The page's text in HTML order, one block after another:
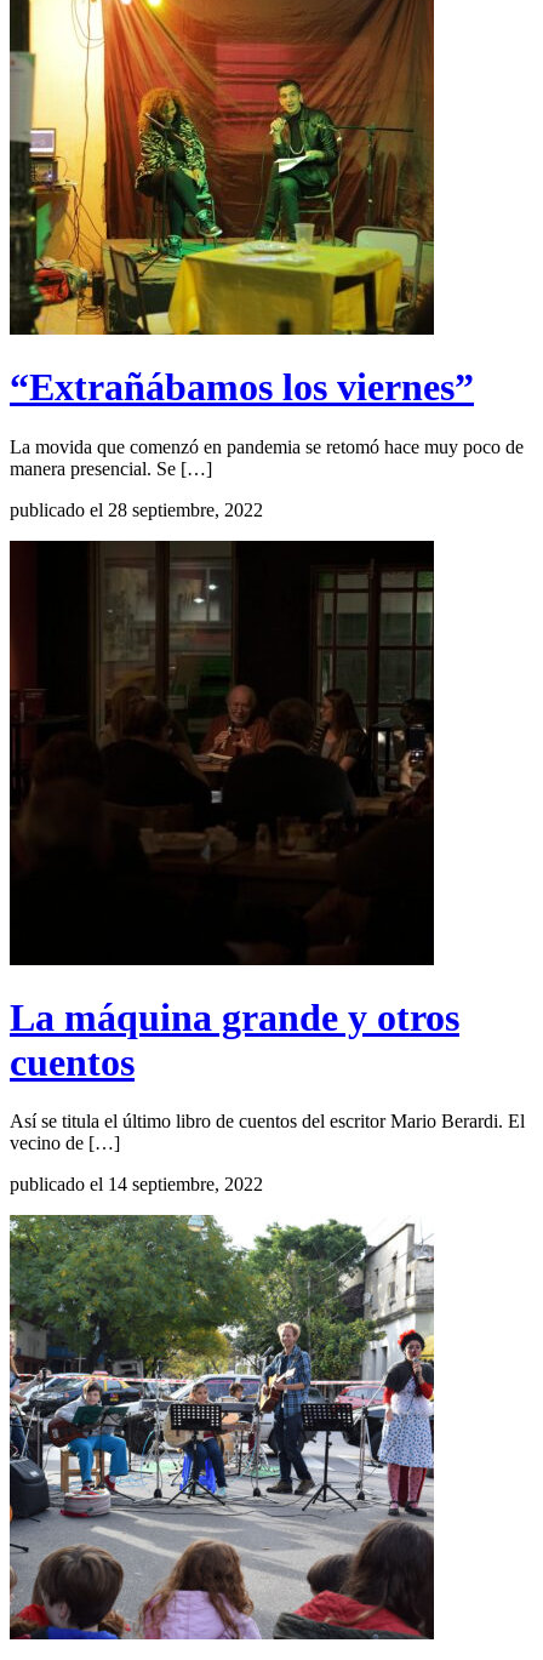
“Extrañábamos los viernes”
La movida que comenzó en pandemia se retomó hace muy poco de
manera presencial. Se […]
publicado el 28 septiembre, 2022
La máquina grande y otros
cuentos
Así se titula el último libro de cuentos del escritor Mario Berardi. El
vecino de […]
publicado el 14 septiembre, 2022